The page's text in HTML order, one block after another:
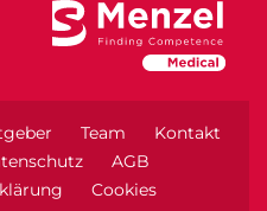
Team
Kontakt
AGB
Cookies